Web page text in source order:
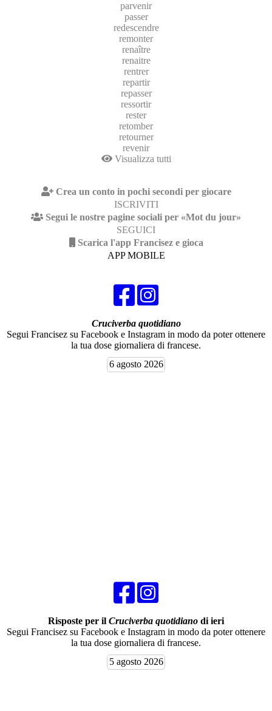
parvenir
passer
redescendre
remonter
renaître
renaitre
rentrer
repartir
repasser
ressortir
rester
retomber
retourner
revenir
Visualizza tutti
Crea un conto in pochi secondi per giocare
ISCRIVITI
Segui le nostre pagine sociali per «Mot du jour»
SEGUICI
Scarica l'app Francisez e gioca
APP MOBILE
Cruciverba quotidiano
Segui Francisez su Facebook e Instagram in modo da poter ottenere
la tua dose giornaliera di francese.
6 agosto 2026
Risposte per il Cruciverba quotidiano di ieri
Segui Francisez su Facebook e Instagram in modo da poter ottenere
la tua dose giornaliera di francese.
5 agosto 2026